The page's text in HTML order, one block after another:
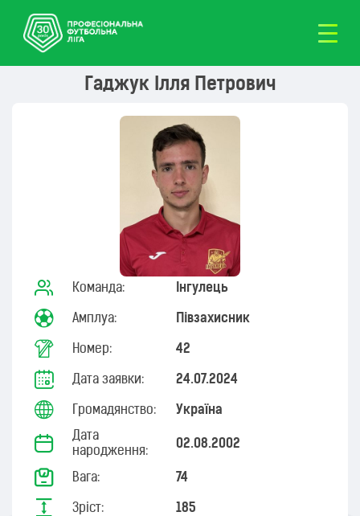
Гаджук Ілля Петрович
Команда: Інгулець
Амплуа: Півзахисник
Номер: 42
Дата заявки: 24.07.2024
Громадянство: Україна
Дата
народження:
02.08.2002
Вага: 74
Зріст: 185